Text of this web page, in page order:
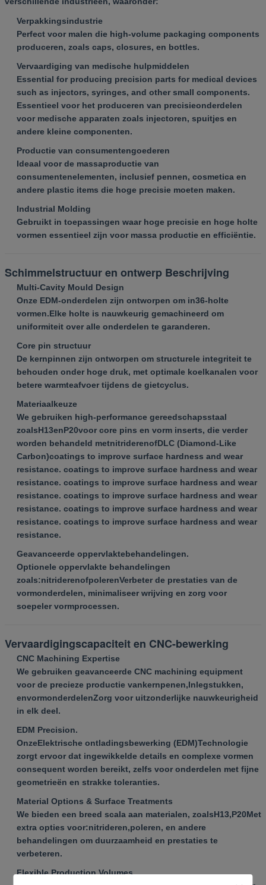
Verpakkingsindustrie
Perfect voor malen die high-volume packaging components
produceren, zoals caps, closures, en bottles.
Vervaardiging van medische hulpmiddelen
Essential for producing precision parts for medical devices
such as injectors, syringes, and other small components.
Essentieel voor het produceren van precisieonderdelen
voor medische apparaten zoals injectoren, spuitjes en
andere kleine componenten.
Productie van consumentengoederen
Ideaal voor de massaproductie van
consumentenelementen, inclusief pennen, cosmetica en
andere plastic items die hoge precisie moeten maken.
Industrial Molding
Gebruikt in toepassingen waar hoge precisie en hoge holte
vormen essentieel zijn voor massa productie en efficiëntie.
Schimmelstructuur en ontwerp Beschrijving
Multi-Cavity Mould Design
Onze EDM-onderdelen zijn ontworpen om in36-holte
vormen.Elke holte is nauwkeurig gemachineerd om
uniformiteit over alle onderdelen te garanderen.
Core pin structuur
De kernpinnen zijn ontworpen om structurele integriteit te
behouden onder hoge druk, met optimale koelkanalen voor
betere warmteafvoer tijdens de gietcyclus.
Materiaalkeuze
We gebruiken high-performance gereedschapsstaal
zoalsH13enP20voor core pins en vorm inserts, die verder
worden behandeld metnitriderenofDLC (Diamond-Like
Carbon)coatings to improve surface hardness and wear
resistance. coatings to improve surface hardness and wear
resistance. coatings to improve surface hardness and wear
resistance. coatings to improve surface hardness and wear
resistance. coatings to improve surface hardness and wear
resistance. coatings to improve surface hardness and wear
resistance.
Geavanceerde oppervlaktebehandelingen.
Optionele oppervlakte behandelingen
zoals:nitriderenofpolerenVerbeter de prestaties van de
vormonderdelen, minimaliseer wrijving en zorg voor
soepeler vormprocessen.
Vervaardigingscapaciteit en CNC-bewerking
CNC Machining Expertise
We gebruiken geavanceerde CNC machining equipment
voor de precieze productie vankernpenen,Inlegstukken,
envormonderdelenZorg voor uitzonderlijke nauwkeurigheid
in elk deel.
EDM Precision.
OnzeElektrische ontladingsbewerking (EDM)Technologie
zorgt ervoor dat ingewikkelde details en complexe vormen
consequent worden bereikt, zelfs voor onderdelen met fijne
geometrieën en strakke toleranties.
Material Options & Surface Treatments
We bieden een breed scala aan materialen, zoalsH13,P20Met
extra opties voor:nitrideren,poleren, en andere
behandelingen om duurzaamheid en prestaties te
verbeteren.
Flexible Production Volumes